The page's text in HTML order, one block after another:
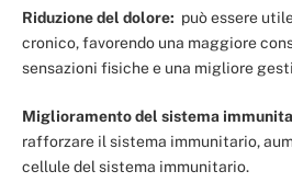
Riduzione del dolore: può essere
cronico, favorendo una maggiore
sensazioni fisiche e una migliore
Miglioramento del sistema
rafforzare il sistema immunitario,
cellule del sistema immunitario.